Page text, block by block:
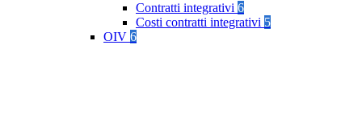
Contratti integrativi 6
Costi contratti integrativi 5
OIV 6